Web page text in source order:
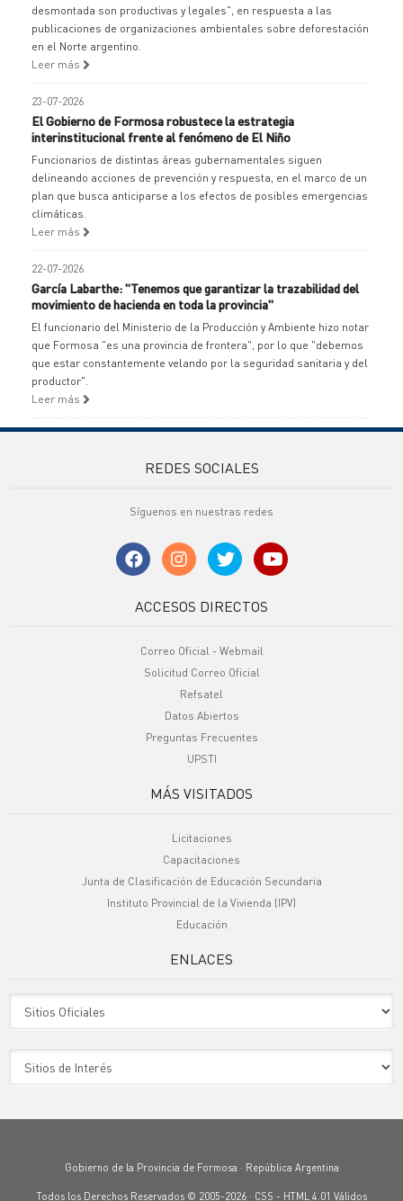
desmontada son productivas y legales", en respuesta a las
publicaciones de organizaciones ambientales sobre deforestación
en el Norte argentino.
Leer más
23-07-2026
El Gobierno de Formosa robustece la estrategia
interinstitucional frente al fenómeno de El Niño
Funcionarios de distintas áreas gubernamentales siguen
delineando acciones de prevención y respuesta, en el marco de un
plan que busca anticiparse a los efectos de posibles emergencias
climáticas.
Leer más
22-07-2026
García Labarthe: "Tenemos que garantizar la trazabilidad del
movimiento de hacienda en toda la provincia"
El funcionario del Ministerio de la Producción y Ambiente hizo notar
que Formosa "es una provincia de frontera", por lo que "debemos
que estar constantemente velando por la seguridad sanitaria y del
productor".
Leer más
REDES SOCIALES
Síguenos en nuestras redes
ACCESOS DIRECTOS
Correo Oficial - Webmail
Solicitud Correo Oficial
Refsatel
Datos Abiertos
Preguntas Frecuentes
UPSTI
MÁS VISITADOS
Licitaciones
Capacitaciones
Junta de Clasificación de Educación Secundaria
Instituto Provincial de la Vivienda (IPV)
Educación
ENLACES
Gobierno de la Provincia de Formosa · República Argentina
Todos los Derechos Reservados © 2005-2026 · CSS - HTML 4.01 Válidos